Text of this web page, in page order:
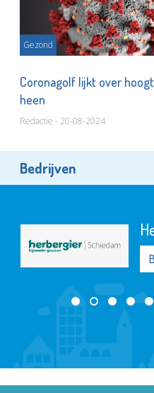
Gezond
Coronagolf lijkt over
heen
Redactie - 20-08-2024
Bedrijven